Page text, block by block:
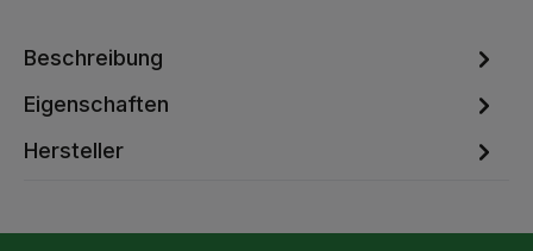
Beschreibung
Eigenschaften
Hersteller